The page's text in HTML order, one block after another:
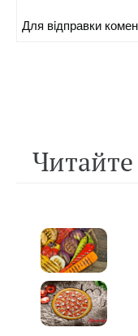
Для вiдправки